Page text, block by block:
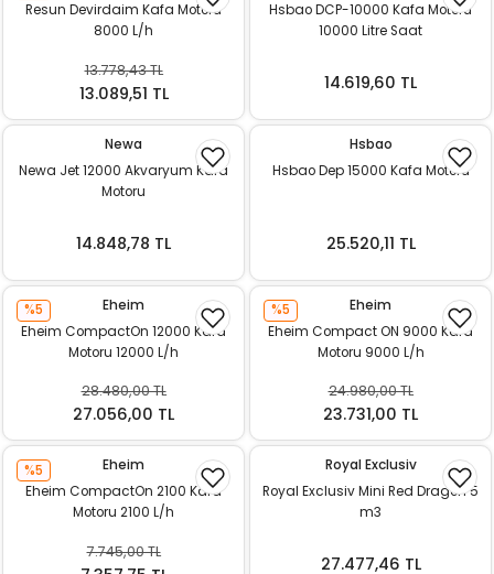
Resun Devirdaim Kafa Motoru
8000 L/h
13.778,43 TL
13.089,51 TL
Hsbao DCP-10000 Kafa Motoru
10000 Litre Saat
14.619,60 TL
Newa
Newa Jet 12000 Akvaryum Kafa
Motoru
14.848,78 TL
Hsbao
Hsbao Dep 15000 Kafa Motoru
25.520,11 TL
%5
Eheim
Eheim CompactOn 12000 Kafa
Motoru 12000 L/h
28.480,00 TL
27.056,00 TL
%5
Eheim
Eheim Compact ON 9000 Kafa
Motoru 9000 L/h
24.980,00 TL
23.731,00 TL
%5
Eheim
Eheim CompactOn 2100 Kafa
Motoru 2100 L/h
7.745,00 TL
Royal Exclusiv
Royal Exclusiv Mini Red Dragon 5
m3
27.477,46 TL